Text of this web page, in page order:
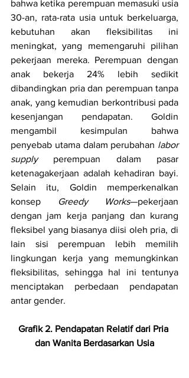
bahwa ketika perempuan memasuki usia
30-an, rata-rata usia untuk berkeluarga,
kebutuhan akan fleksibilitas ini
meningkat, yang memengaruhi pilihan
pekerjaan mereka. Perempuan dengan
anak bekerja 24% lebih sedikit
dibandingkan pria dan perempuan tanpa
anak, yang kemudian berkontribusi pada
kesenjangan pendapatan. Goldin
mengambil kesimpulan bahwa
penyebab utama dalam perubahan labor
supply perempuan dalam pasar
ketenagakerjaan adalah kehadiran bayi.
Selain itu, Goldin memperkenalkan
konsep
Greedy Works—pekerjaan
dengan jam kerja panjang dan kurang
fleksibel yang biasanya diisi oleh pria, di
lain sisi perempuan lebih memilih
lingkungan kerja yang memungkinkan
fleksibilitas, sehingga hal ini tentunya
menciptakan perbedaan pendapatan
antar gender.
Grafik 2. Pendapatan Relatif dari Pria
dan Wanita Berdasarkan Usia